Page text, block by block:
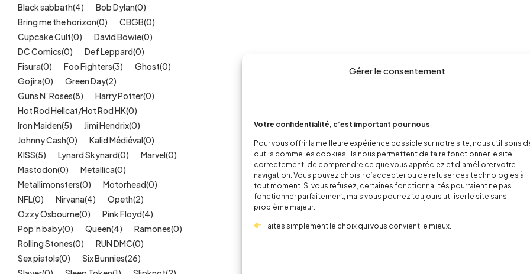
Gérer le consentement
Votre confidentialité, c’est important pour nous
Pour vous offrir la meilleure expérience possible sur notre site, nous utilisons
outils comme les cookies. Ils nous permettent de faire fonctionner le site
correctement, de comprendre ce que vous appréciez et d’améliorer votre
navigation. Vous pouvez choisir d’accepter ou de refuser ces technologies à
tout moment. Si vous refusez, certaines fonctionnalités pourraient ne pas
fonctionner parfaitement, mais vous pourrez toujours utiliser le site sans
problème majeur.
Faites simplement le choix qui vous convient le mieux.
Outlet (40)
Univers (422)
Black sabbath(4) Bob Dylan(0)
Bring me the horizon(0) CBGB(0)
Cupcake Cult(0) David Bowie(0)
DC Comics(0) Def Leppard(0)
Fisura(0) Foo Fighters(3) Ghost(0)
Gojira(0) Green Day(2)
Guns N’ Roses(8) Harry Potter(0)
Hot Rod Hellcat/Hot Rod HK(0)
Iron Maiden(5) Jimi Hendrix(0)
Johnny Cash(0) Kalid Médiéval(0)
KISS(5) Lynard Skynard(0) Marvel(0)
Mastodon(0) Metallica(0)
Metallimonsters(0) Motorhead(0)
NFL(0) Nirvana(4) Opeth(2)
Ozzy Osbourne(0) Pink Floyd(4)
Pop’n baby(0) Queen(4) Ramones(0)
Rolling Stones(0) RUN DMC(0)
Sex pistols(0) Six Bunnies(26)